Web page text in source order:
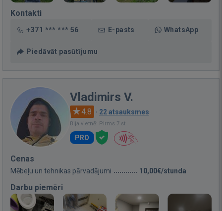
Kontakti
+371 *** *** 56 E-pasts WhatsApp
Piedāvāt pasūtījumu
Vladimirs V.
4.8 · 22 atsauksmes
Bija vietnē: Pirms 7 st.
PRO
Cenas
Mēbeļu un tehnikas pārvadājumi 10,00€/stunda
Darbu piemēri